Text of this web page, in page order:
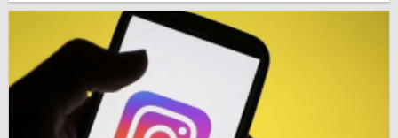
dedirten savunma! – Antalya haberleri